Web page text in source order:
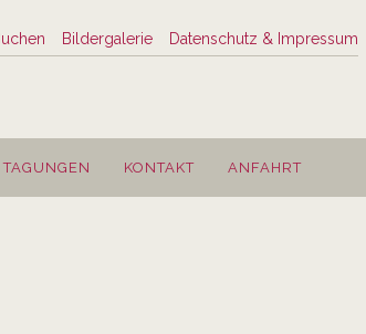
Bildergalerie Datenschutz & Impressum
TAGUNGEN KONTAKT ANFAHRT